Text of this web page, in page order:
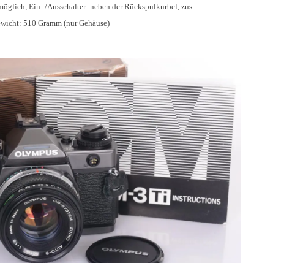
Ein- /Ausschalter: neben der Rückspulkurbel, zus.
510 Gramm (nur Gehäuse)